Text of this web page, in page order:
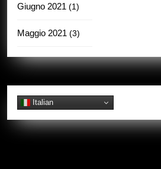
Giugno 2021 (1)
Maggio 2021 (3)
Italian